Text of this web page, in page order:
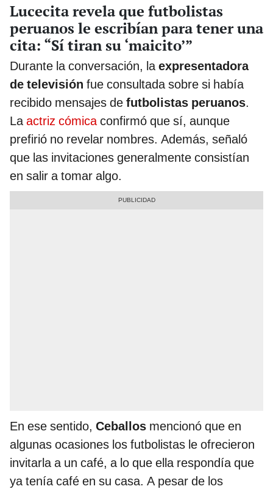
Lucecita revela que futbolistas
peruanos le escribían para tener una
cita: “Sí tiran su ‘maicito’”
Durante la conversación, laexpresentadora
de televisión fue consultada sobre si había
recibido mensajes de futbolistas peruanos.
Laactriz cómicaconfirmó que sí, aunque
prefirió no revelar nombres. Además, señaló
que las invitaciones generalmente consistían
en salir a tomar algo.
En ese sentido, Ceballos mencionó que en
algunas ocasiones los futbolistas le ofrecieron
invitarla a un café, a lo que ella respondía que
ya tenía café en su casa. A pesar de los